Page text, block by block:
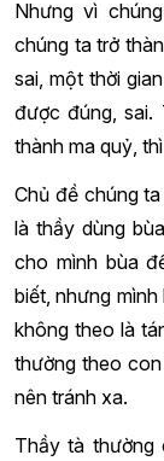
Nhưng vì
chúng ta trở
sai, một thời
được đúng, sai.
thành ma quỷ,
Chủ đề chúng
là thầy dùng
cho mình bùa
biết, nhưng
không theo là
thường theo
nên tránh xa.
Thầy tà thường